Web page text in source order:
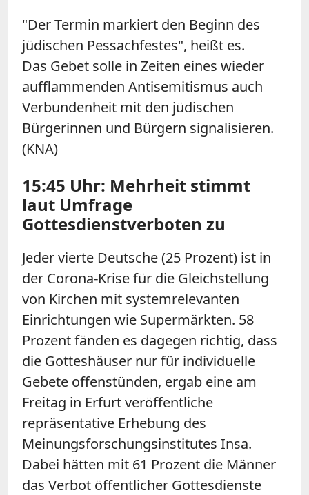
"Der Termin markiert den Beginn des
jüdischen Pessachfestes", heißt es.
Das Gebet solle in Zeiten eines wieder
aufflammenden Antisemitismus auch
Verbundenheit mit den jüdischen
Bürgerinnen und Bürgern signalisieren.
(KNA)
15:45 Uhr: Mehrheit stimmt
laut Umfrage
Gottesdienstverboten zu
Jeder vierte Deutsche (25 Prozent) ist in
der Corona-Krise für die Gleichstellung
von Kirchen mit systemrelevanten
Einrichtungen wie Supermärkten. 58
Prozent fänden es dagegen richtig, dass
die Gotteshäuser nur für individuelle
Gebete offenstünden, ergab eine am
Freitag in Erfurt veröffentliche
repräsentative Erhebung des
Meinungsforschungsinstitutes Insa.
Dabei hätten mit 61 Prozent die Männer
das Verbot öffentlicher Gottesdienste